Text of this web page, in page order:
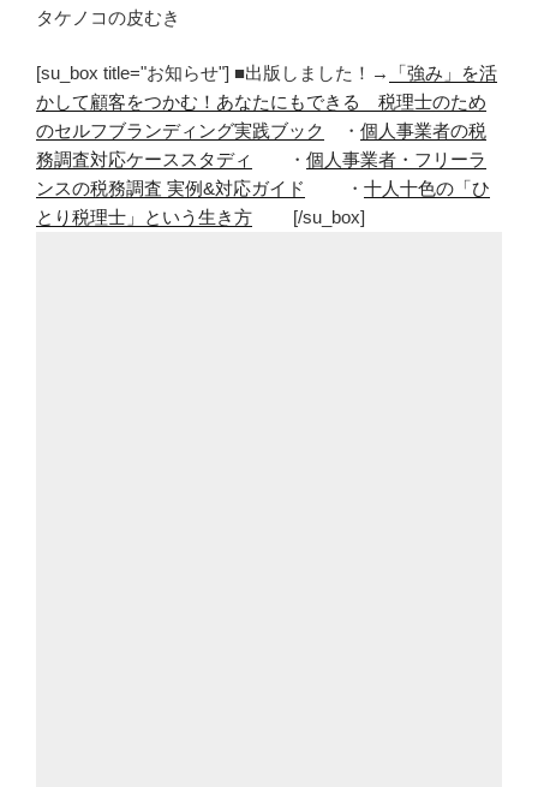
タケノコの皮むき
[su_box title="お知らせ"] ■出版しました！→
「強み」を活
かして顧客をつかむ！あなたにもできる 税理士のため
のセルフブランディング実践ブック
・ 個人事業者の税
務調査対応ケーススタディ
・ 個人事業者・フリーラ
ンスの税務調査 実例&対応ガイド
・ 十人十色の「ひ
とり税理士」という生き方 [/su_box]